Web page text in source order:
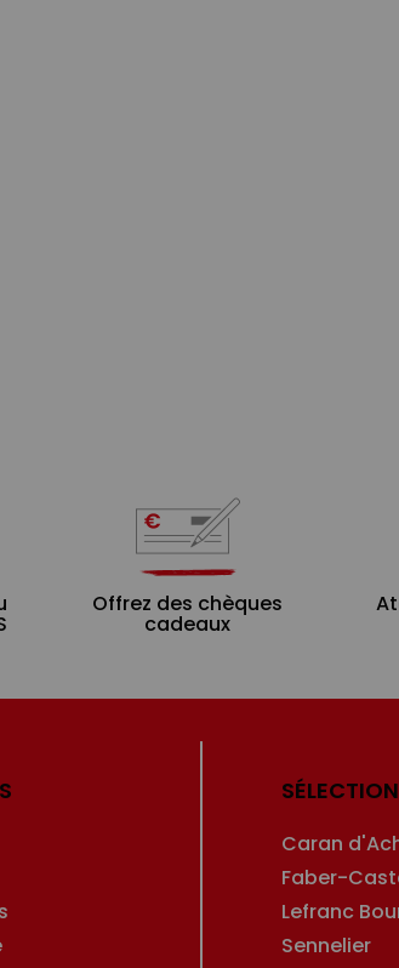
Offrez des chèques
cadeaux
Caran
Faber-
Lefranc
Sennelier